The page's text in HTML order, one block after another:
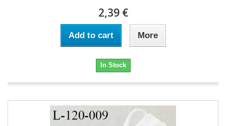
2,39 €
Add to cart More
In Stock